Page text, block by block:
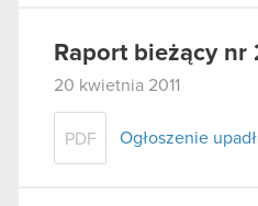
Raport bieżący nr
20 kwietnia 2011
PDF Ogłoszenie